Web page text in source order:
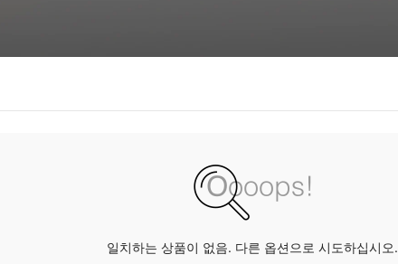
일치하는 상품이 없음. 다른 옵션으로 시도하십시오.